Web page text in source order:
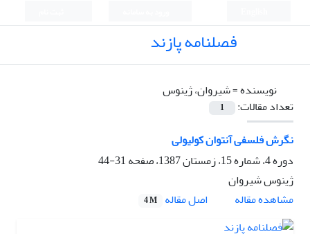
فصلنامه پازند
نویسنده =شیروان، ژینوس
تعداد مقالات:
1
نگرش فلسفی آنتوان کولیولی
دوره 4، شماره 15، زمستان 1387، صفحه
31-44
ژینوس شیروان
مشاهده مقاله
اصل مقاله 4 M